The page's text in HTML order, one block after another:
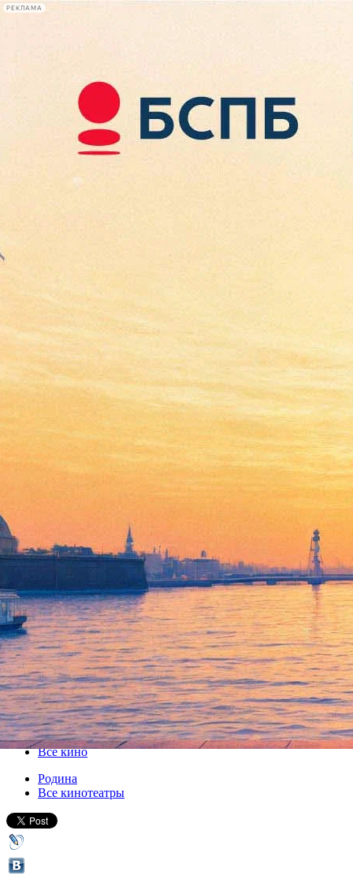
РЕКЛАМА
Сегодня:
2026.08.09
14:16
Афиша Plus
В «Родине» покажут новинки
японского кинематографа
08 декабря 2016, четверг,19.00-11 декабря 2016, воскресенье
Версия для печати
Все кино
Родина
Все кинотеатры